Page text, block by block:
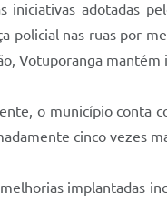
iniciativas adotadas
policial nas ruas por
Votuporanga
o município conta
cinco vezes
implantadas